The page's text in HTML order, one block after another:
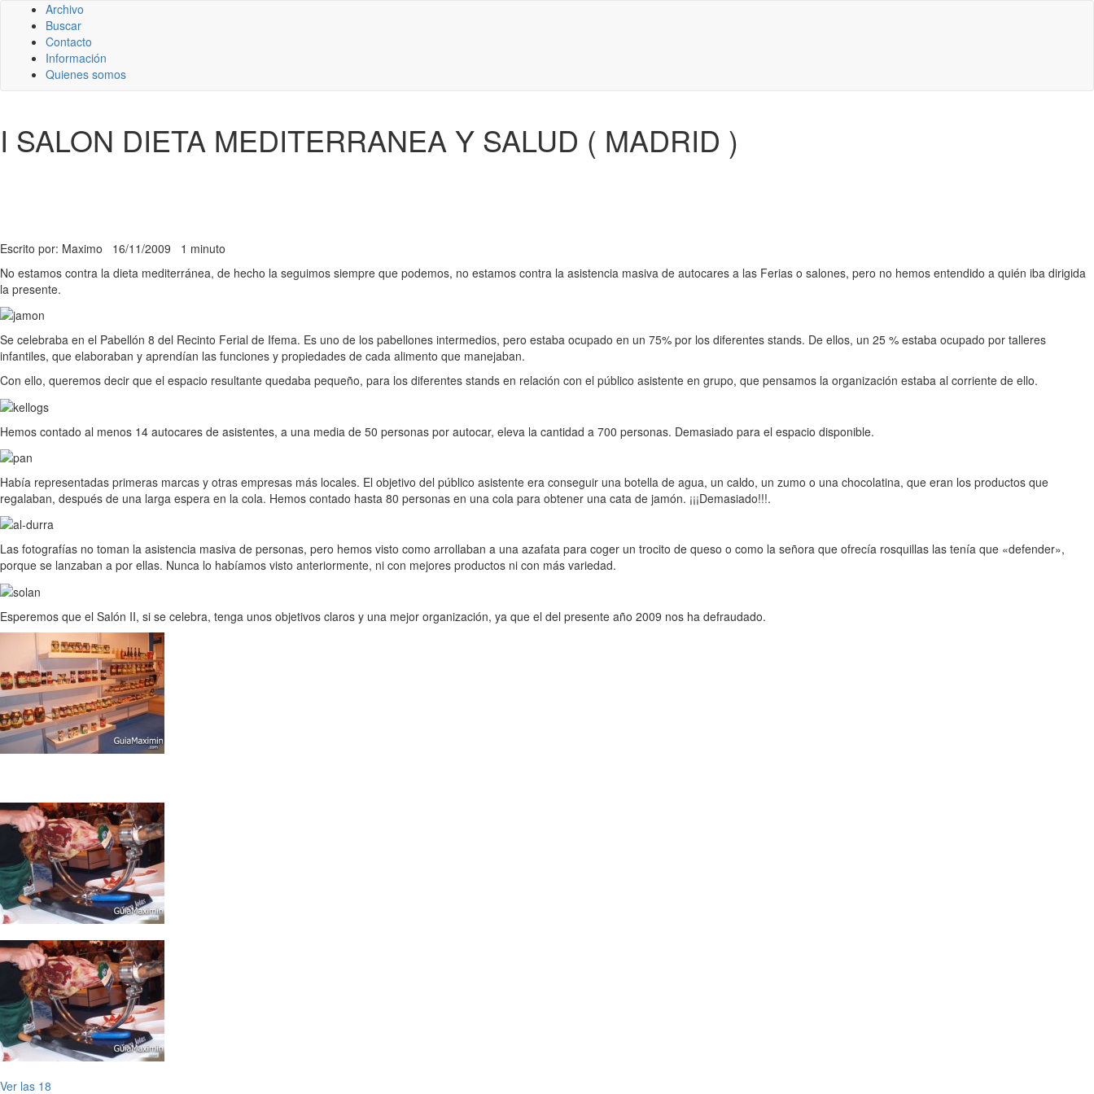
Archivo
Buscar
Contacto
Información
Quienes somos
I SALON DIETA MEDITERRANEA Y SALUD ( MADRID )
Escrito por: Maximo 16/11/2009 1 minuto
No estamos contra la dieta mediterránea, de hecho la seguimos siempre que podemos, no estamos contra la asistencia masiva de autocares a las Ferias o salones, pero no hemos entendido a quién iba dirigida
la presente.
Se celebraba en el Pabellón 8 del Recinto Ferial de Ifema. Es uno de los pabellones intermedios, pero estaba ocupado en un 75% por los diferentes stands. De ellos, un 25 % estaba ocupado por talleres
infantiles, que elaboraban y aprendían las funciones y propiedades de cada alimento que manejaban.
Con ello, queremos decir que el espacio resultante quedaba pequeño, para los diferentes stands en relación con el público asistente en grupo, que pensamos la organización estaba al corriente de ello.
Hemos contado al menos 14 autocares de asistentes, a una media de 50 personas por autocar, eleva la cantidad a 700 personas. Demasiado para el espacio disponible.
Había representadas primeras marcas y otras empresas más locales. El objetivo del público asistente era conseguir una botella de agua, un caldo, un zumo o una chocolatina, que eran los productos que
regalaban, después de una larga espera en la cola. Hemos contado hasta 80 personas en una cola para obtener una cata de jamón. ¡¡¡Demasiado!!!.
Las fotografías no toman la asistencia masiva de personas, pero hemos visto como arrollaban a una azafata para coger un trocito de queso o como la señora que ofrecía rosquillas las tenía que «defender»,
porque se lanzaban a por ellas. Nunca lo habíamos visto anteriormente, ni con mejores productos ni con más variedad.
Esperemos que el Salón II, si se celebra, tenga unos objetivos claros y una mejor organización, ya que el del presente año 2009 nos ha defraudado.
Ver las 18